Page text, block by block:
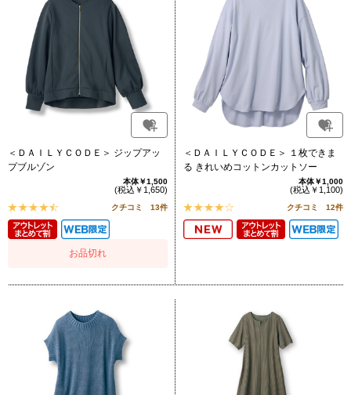
＜ＤＡＩＬＹＣＯＤＥ＞ ジップアッ
プブルゾン
本体￥1,500
(税込￥1,650)
クチコミ 13件
お品切れ
＜ＤＡＩＬＹＣＯＤＥ＞ １枚できま
る きれいめコットンカットソー
本体￥1,000
(税込￥1,100)
クチコミ 12件